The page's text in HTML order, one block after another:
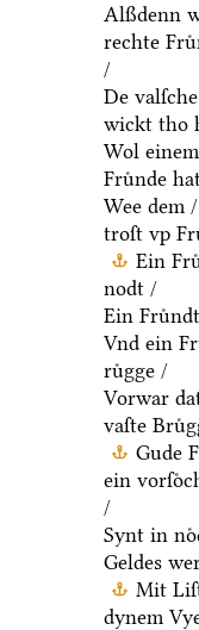
Alßdenn
rechte
/
De
wickt tho
Wol
Fruͤnde
Wee dem
troſt vp
Ein
nodt /
Ein
Vnd ein
ruͤgge /
Vorwar
vaſte
Gude
ein
/
Synt in
Geldes
Mit
dynem